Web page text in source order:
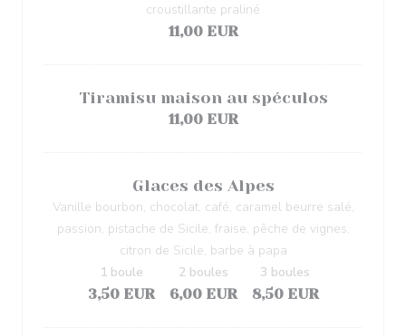
croustillante praliné
11,00 EUR
Tiramisu maison au spéculos
11,00 EUR
Glaces des Alpes
Vanille bourbon, chocolat, café, caramel beurre salé,
passion, pistache de Sicile, fraise, pêche de vignes,
citron de Sicile, barbe à papa
3,50 EUR
1 boule
6,00 EUR
2 boules
8,50 EUR
3 boules